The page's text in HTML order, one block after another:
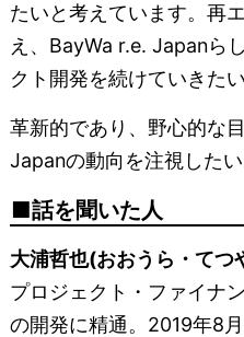
たいと考えています。再
え、BayWa r.e. Japanら
クト開発を続けていきたい
革新的であり、野心的な
Japanの動向を注視したい
話を聞いた人
大浦哲也(おおうら・てつ
プロジェクト・ファイナ
の開発に精通。2019年8